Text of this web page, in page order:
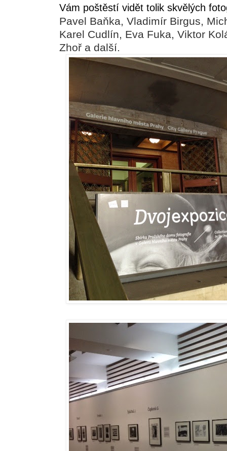
Vám poštěstí vidět tolik skvělých
Pavel Baňka, Vladimír Birgus,
Karel Cudlín, Eva Fuka, Viktor
Zhoř a další.